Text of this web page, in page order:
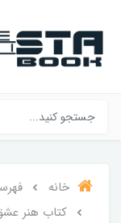
خانه
کتاب هنر